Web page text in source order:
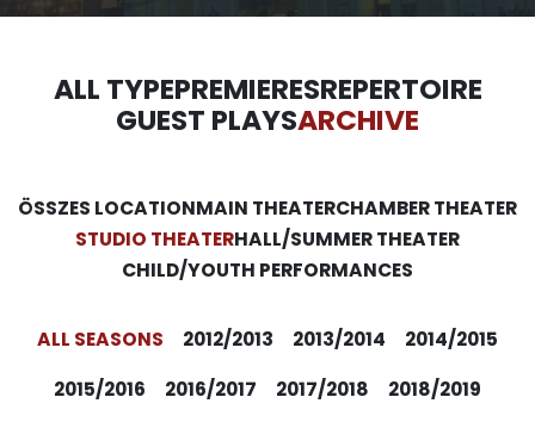
ALL TYPEPREMIERESREPERTOIRE
GUEST PLAYSARCHIVE
ÖSSZES LOCATIONMAIN THEATERCHAMBER THEATER
STUDIO THEATERHALL/SUMMER THEATER
CHILD/YOUTH PERFORMANCES
ALL SEASONS 2012/2013 2013/2014
2014/2015
2015/2016
2016/2017 2017/2018
2018/2019